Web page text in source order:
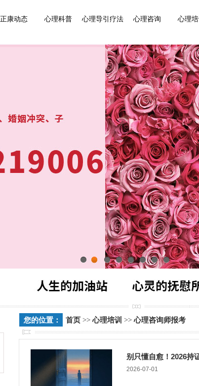
3 4 5 6 7 8
正康动态 心理科普 心理导引疗法 心理咨询 心理培
您的位置： 首页 >>心理培训 >>心理咨询师报考
别只懂自愈！2026持
2026-07-01